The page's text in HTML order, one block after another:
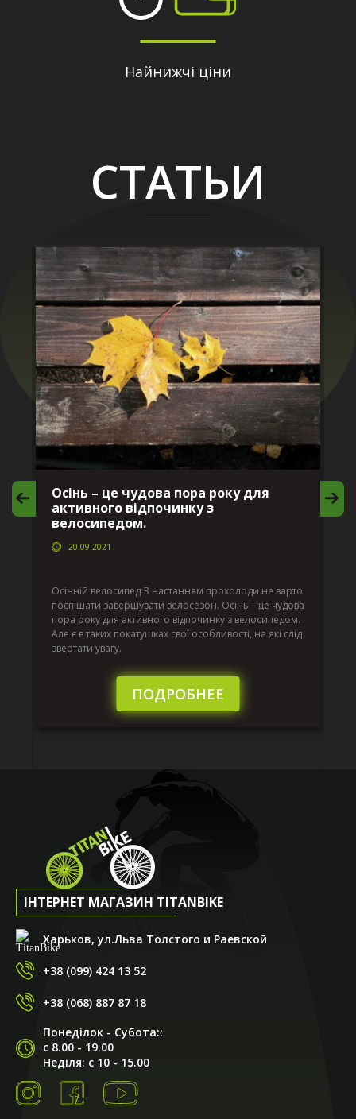
Найнижчі ціни
СТАТЬИ
Осінь – це чудова пора року для
активного відпочинку з
велосипедом.
20.09.2021
Осінній велосипед З настанням прохолоди не варто
поспішати завершувати велосезон. Осінь – це чудова
пора року для активного відпочинку з велосипедом.
Але є в таких покатушках свої особливості, на які слід
звертати увагу.
ПОДРОБНЕЕ
ІНТЕРНЕТ МАГАЗИН TITANBIKE
Харьков, ул.Льва Толстого и Раевской
+38 (099) 424 13 52
+38 (068) 887 87 18
Понеділок - Субота::
с 8.00 - 19.00
Неділя: с 10 - 15.00